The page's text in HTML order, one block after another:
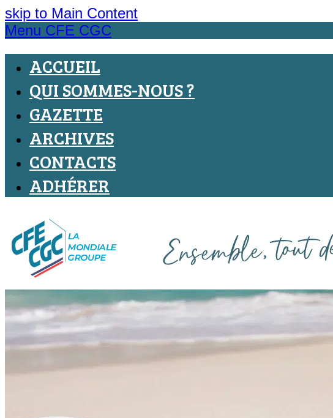
skip to Main Content
Menu CFE CGC
ACCUEIL
QUI SOMMES-NOUS ?
GAZETTE
ARCHIVES
CONTACTS
ADHÉRER